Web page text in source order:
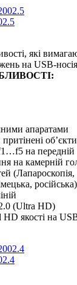
які
на USB-
апаратами
об’єкти
на передній
на камерній
(Лапароскопія,
російська)
(Ultra HD)
якості на USB